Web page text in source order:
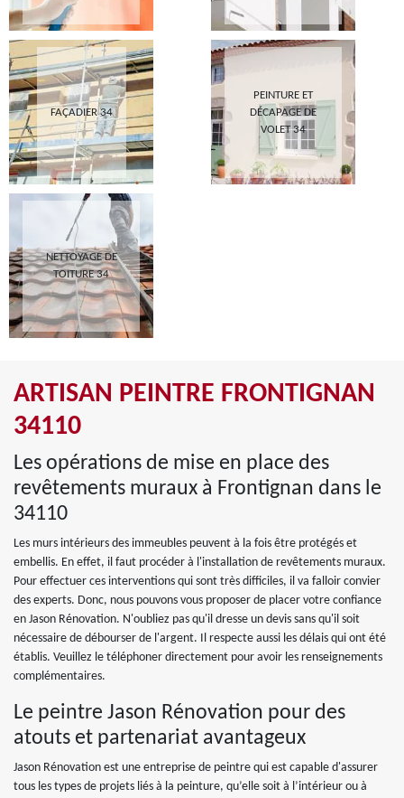
FAÇADIER 34
PEINTURE ET
DÉCAPAGE DE
VOLET 34
NETTOYAGE DE
TOITURE 34
ARTISAN PEINTRE FRONTIGNAN
34110
Les opérations de mise en place des
revêtements muraux à Frontignan dans le
34110
Les murs intérieurs des immeubles peuvent à la fois être protégés et
embellis. En effet, il faut procéder à l'installation de revêtements muraux.
Pour effectuer ces interventions qui sont très difficiles, il va falloir convier
des experts. Donc, nous pouvons vous proposer de placer votre confiance
en Jason Rénovation. N'oubliez pas qu'il dresse un devis sans qu'il soit
nécessaire de débourser de l'argent. Il respecte aussi les délais qui ont été
établis. Veuillez le téléphoner directement pour avoir les renseignements
complémentaires.
Le peintre Jason Rénovation pour des
atouts et partenariat avantageux
Jason Rénovation est une entreprise de peintre qui est capable d'assurer
tous les types de projets liés à la peinture, qu’elle soit à l’intérieur ou à